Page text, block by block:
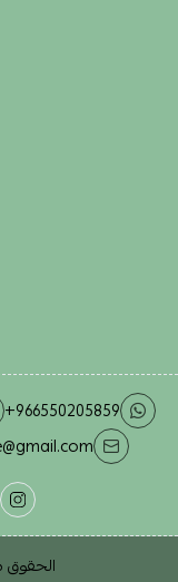
+966550205859
الحقوق